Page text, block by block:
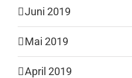
Juni 2019
Mai 2019
April 2019